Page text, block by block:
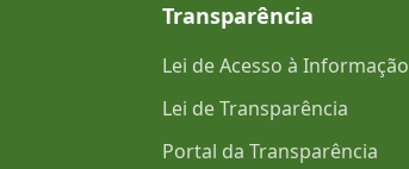
Transparência
Lei de Acesso à Informação
Lei de Transparência
Portal da Transparência